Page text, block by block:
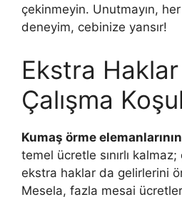
çekinmeyin. Unutmayın,
deneyim, cebinize yansır!
Ekstra
Çalışma
Kumaş örme
temel ücretle sınırlı kalmaz;
ekstra haklar da gelirlerini
Mesela, fazla mesai